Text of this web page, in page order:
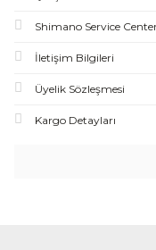
Shimano Service
İletişim Bilgileri
Üyelik Sözleşmesi
Kargo Detayları